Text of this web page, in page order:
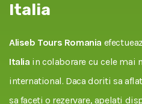
Italia
Aliseb Tours Romania
Italia in colaborare cu cele
international. Daca doriti sa
sa faceti o rezervare, apelati